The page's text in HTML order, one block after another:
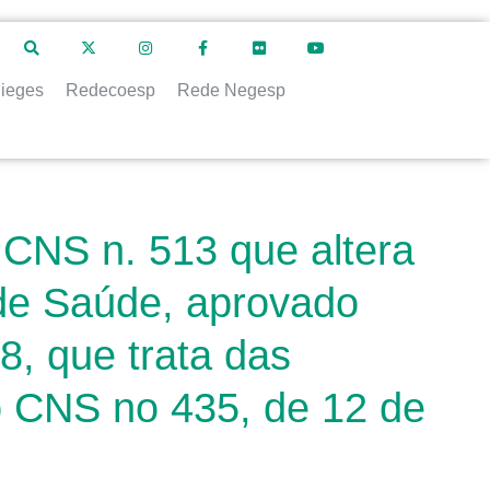
Redecoesp Rede Negesp
n. 513 que altera
Saúde, aprovado
que trata das
no 435, de 12 de